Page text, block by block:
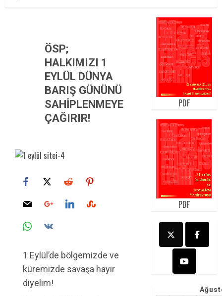
ÖSP;
HALKIMIZI 1
EYLÜL DÜNYA
BARIŞ GÜNÜNÜ
SAHİPLENMEYE
ÇAĞIRIR!
1 Eylül’de bölgemizde ve
küremizde savaşa hayır
diyelim!
PDF
PDF